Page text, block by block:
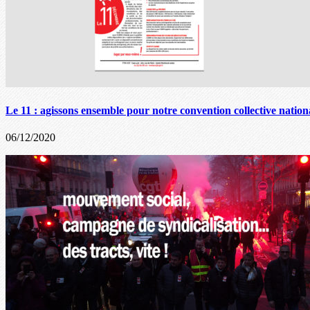
Le 11 : agissons ensemble pour notre convention collective
06/12/2020